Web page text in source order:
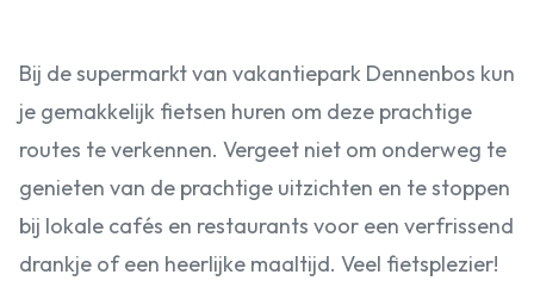
Bij de supermarkt van vakantiepark Dennenbos kun
je gemakkelijk fietsen huren om deze prachtige
routes te verkennen. Vergeet niet om onderweg te
genieten van de prachtige uitzichten en te stoppen
bij lokale cafés en restaurants voor een verfrissend
drankje of een heerlijke maaltijd. Veel fietsplezier!